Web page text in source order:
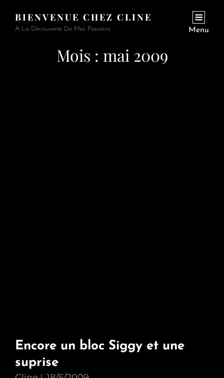
BIENVENUE CHEZ CLINE
A La Découverte De Mes Passions Menu
Mois : mai 2009
Encore un bloc Siggy et une
suprise